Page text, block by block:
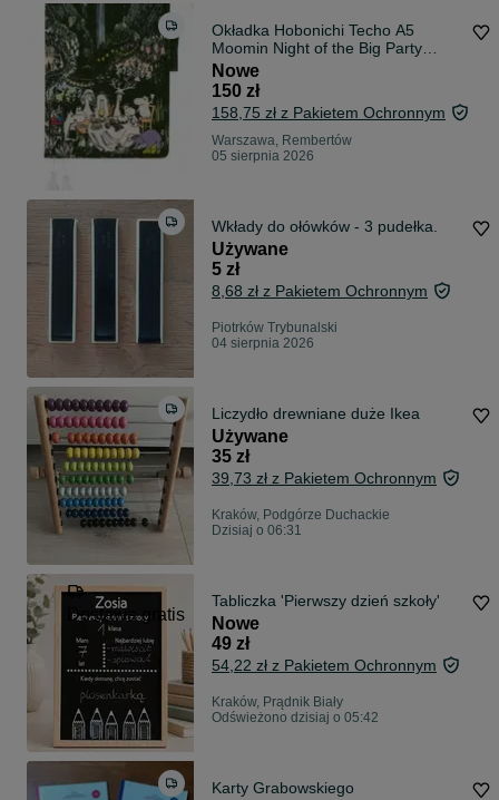
Okładka Hobonichi Techo A5
Moomin Night of the Big Party
rozmiar Cousin – Tylko okładka
Nowe
150 zł
158,75 zł z Pakietem Ochronnym
Warszawa, Rembertów
05 sierpnia 2026
Wkłady do ołówków - 3 pudełka.
Używane
5 zł
8,68 zł z Pakietem Ochronnym
Piotrków Trybunalski
04 sierpnia 2026
Liczydło drewniane duże Ikea
Używane
35 zł
39,73 zł z Pakietem Ochronnym
Kraków, Podgórze Duchackie
Dzisiaj o 06:31
Dostawa gratis
Tabliczka 'Pierwszy dzień szkoły'
Nowe
49 zł
54,22 zł z Pakietem Ochronnym
Kraków, Prądnik Biały
Odświeżono dzisiaj o 05:42
Karty Grabowskiego